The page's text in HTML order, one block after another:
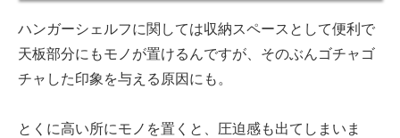
ハンガーシェルフに関しては収納スペースとして便利で
天板部分にもモノが置けるんですが、そのぶんゴチャゴ
チャした印象を与える原因にも。
とくに高い所にモノを置くと、圧迫感も出てしまいま